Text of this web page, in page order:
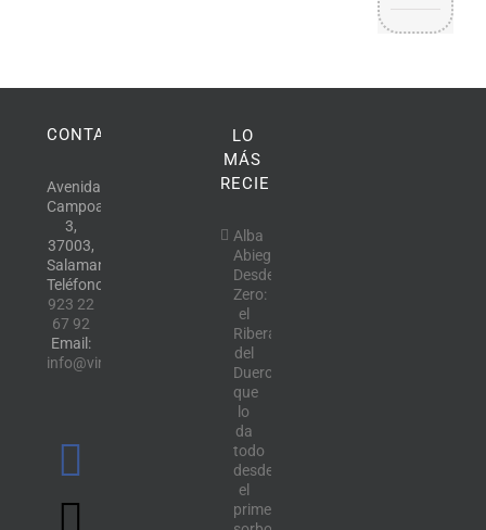
CONTACTO
Avenida
Campoamor,
3,
37003,
Salamanca.
Teléfono:
923 22
67 92
Email:
info@vinotecalavendimia.es
LO
MÁS
RECIENTE
Alba
Abiega
Desde
Zero:
el
Ribera
del
Duero
que
lo
da
todo
desde
el
primer